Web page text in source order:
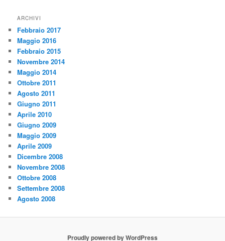
ARCHIVI
Febbraio 2017
Maggio 2016
Febbraio 2015
Novembre 2014
Maggio 2014
Ottobre 2011
Agosto 2011
Giugno 2011
Aprile 2010
Giugno 2009
Maggio 2009
Aprile 2009
Dicembre 2008
Novembre 2008
Ottobre 2008
Settembre 2008
Agosto 2008
Proudly powered by WordPress